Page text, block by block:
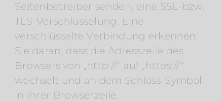
Seitenbetreiber senden, eine SSL-bzw.
TLS-Verschlüsselung. Eine
verschlüsselte Verbindung erkennen
Sie daran, dass die Adresszeile des
Browsers von „http://“ auf „https://“
wechselt und an dem Schloss-Symbol
in Ihrer Browserzeile.